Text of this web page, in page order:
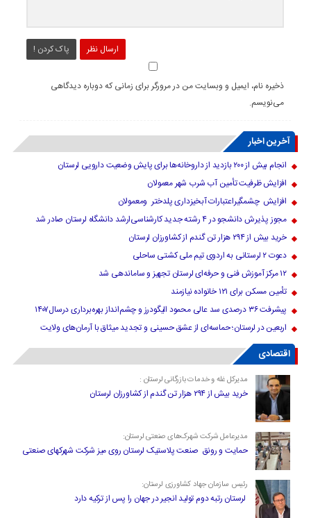
ارسال نظر پاک کردن !
ذخیره نام، ایمیل و وبسایت من در مرورگر برای زمانی که دوباره دیدگاهی
می‌نویسم.
آخرین اخبار
انجام بیش از ۲۰۰ بازدید از داروخانه‌ها برای پایش وضعیت دارویی لرستان
افزایش ظرفیت تأمین آب شرب شهر معمولان
افزایش چشمگیراعتبارات آبخیزداری پلدختر ومعمولان
مجوز پذیرش دانشجو در ۴ رشته جدید کارشناسی‌ارشد دانشگاه لرستان صادر شد
خرید بیش از ۲۹۴ هزار تن گندم از کشاورزان لرستان
دعوت ۲ لرستانی به اردوی تیم ملی کشتی ساحلی
۱۲ مرکز آموزش فنی و حرفه‌ای لرستان تجهیز و ساماندهی شد
تأمین مسکن برای ۱۲۱ خانواده نیازمند
پیشرفت ۳۶ درصدی سد عالی محمود الیگودرز و چشم‌انداز بهره‌برداری درسال۱۴۰۷
اربعین در لرستان؛ حماسه‌ای از عشق حسینی و تجدید میثاق با آرمان‌های ولایت
اقتصادی
مدیرکل غله و خدمات بازرگانی لرستان :
خرید بیش از ۲۹۴ هزار تن گندم از کشاورزان لرستان
مدیرعامل شرکت شهرک‌های صنعتی لرستان:
حمایت و رونق صنعت پلاستیک لرستان روی میز شرکت شهرکهای صنعتی
رئیس سازمان جهاد کشاورزی لرستان:
لرستان رتبه دوم تولید انجیر در جهان را پس از ترکیه دارد